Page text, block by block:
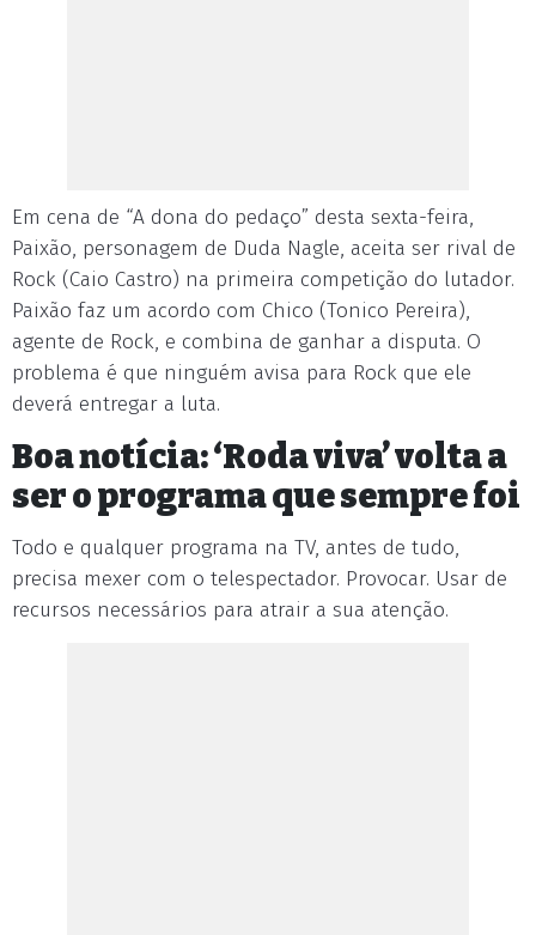
Em cena de “A dona do pedaço” desta sexta-feira,
Paixão, personagem de Duda Nagle, aceita ser rival de
Rock (Caio Castro) na primeira competição do lutador.
Paixão faz um acordo com Chico (Tonico Pereira),
agente de Rock, e combina de ganhar a disputa. O
problema é que ninguém avisa para Rock que ele
deverá entregar a luta.
Boa notícia: ‘Roda viva’ volta a
ser o programa que sempre foi
Todo e qualquer programa na TV, antes de tudo,
precisa mexer com o telespectador. Provocar. Usar de
recursos necessários para atrair a sua atenção.